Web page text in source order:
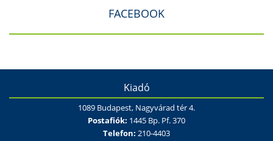
FACEBOOK
Kiadó
1089 Budapest, Nagyvárad tér 4.
Postafiók: 1445 Bp. Pf. 370
Telefon: 210-4403